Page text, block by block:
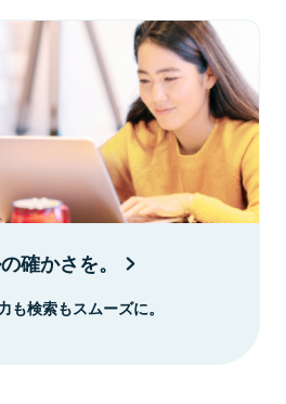
確かさを。
検索もスムーズに。